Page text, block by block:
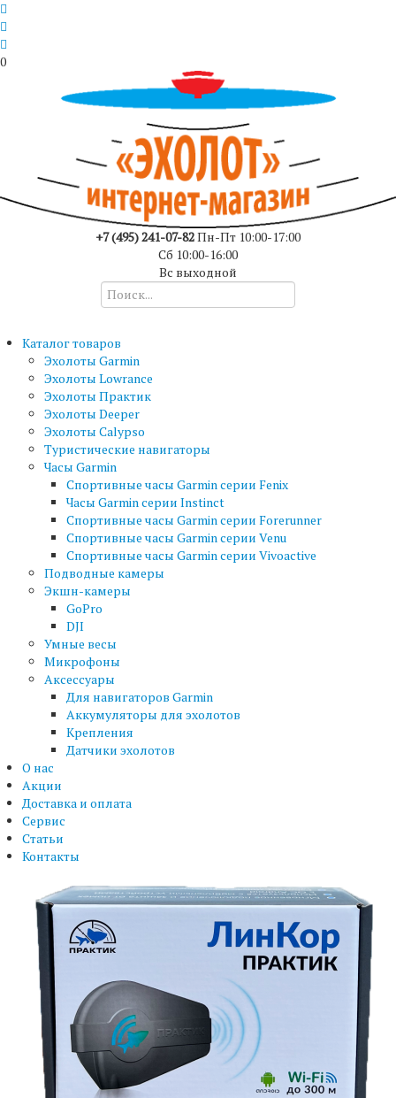
0
+7 (495) 241-07-82Пн-Пт 10:00-17:00
Сб 10:00-16:00
Вс выходной
Каталог товаров
Эхолоты Garmin
Эхолоты Lowrance
Эхолоты Практик
Эхолоты Deeper
Эхолоты Calypso
Туристические навигаторы
Часы Garmin
Спортивные часы Garmin серии Fenix
Часы Garmin серии Instinct
Спортивные часы Garmin серии Forerunner
Спортивные часы Garmin серии Venu
Спортивные часы Garmin серии Vivoactive
Подводные камеры
Экшн-камеры
GoPro
DJI
Умные весы
Микрофоны
Аксессуары
Для навигаторов Garmin
Аккумуляторы для эхолотов
Крепления
Датчики эхолотов
О нас
Акции
Доставка и оплата
Сервис
Статьи
Контакты